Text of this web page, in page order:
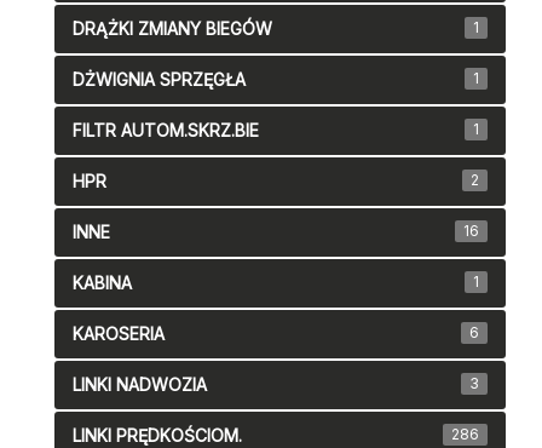
DRĄŻKI ZMIANY BIEGÓW 1
DŻWIGNIA SPRZĘGŁA 1
FILTR AUTOM.SKRZ.BIE 1
HPR 2
INNE 16
KABINA 1
KAROSERIA 6
LINKI NADWOZIA 3
LINKI PRĘDKOŚCIOM. 286